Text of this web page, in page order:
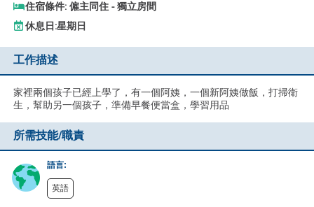
住宿條件: 僱主同住 - 獨立房間
休息日:星期日
工作描述
家裡兩個孩子已經上學了，有一個阿姨，一個新阿姨做飯，打掃衛
生，幫助另一個孩子，準備早餐便當盒，學習用品
所需技能/職責
語言:
英語